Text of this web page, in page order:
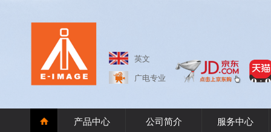
英文
广电专业
产品中心 公司简介 服务中心